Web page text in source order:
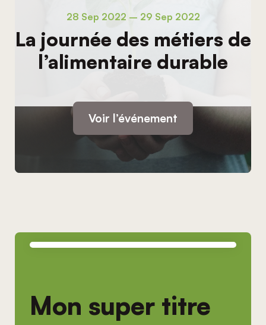
28 Sep 2022 – 29 Sep 2022
La journée des métiers de
l’alimentaire durable
Voir l’événement
Mon super titre